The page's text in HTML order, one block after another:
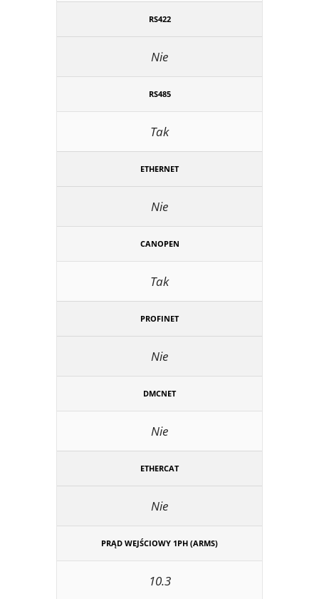
RS422
Nie
RS485
Tak
ETHERNET
Nie
CANOPEN
Tak
PROFINET
Nie
DMCNET
Nie
ETHERCAT
Nie
PRĄD WEJŚCIOWY 1PH (ARMS)
10.3